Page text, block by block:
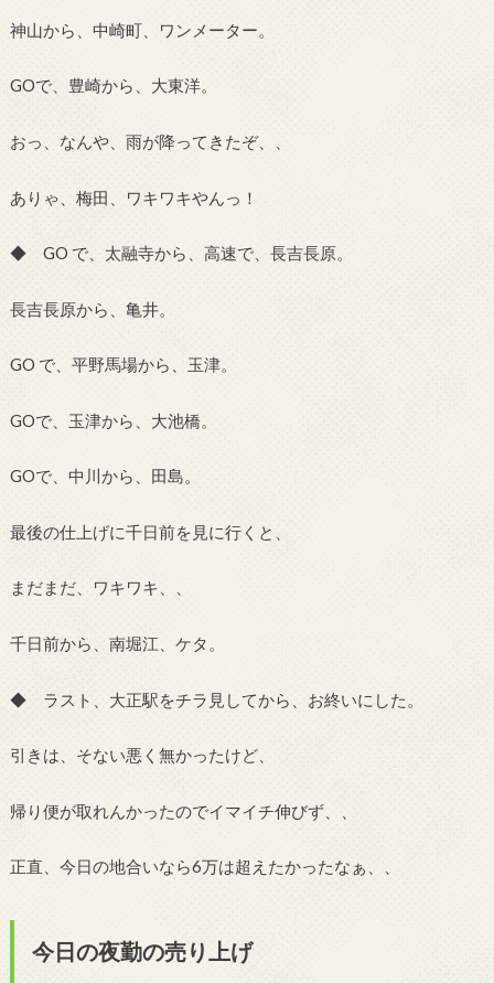
神山から、中崎町、ワンメーター。
GOで、豊崎から、大東洋。
おっ、なんや、雨が降ってきたぞ、、
ありゃ、梅田、ワキワキやんっ！
◆ GO で、太融寺から、高速で、長吉長原。
長吉長原から、亀井。
GO で、平野馬場から、玉津。
GOで、玉津から、大池橋。
GOで、中川から、田島。
最後の仕上げに千日前を見に行くと、
まだまだ、ワキワキ、、
千日前から、南堀江、ケタ。
◆ ラスト、大正駅をチラ見してから、お終いにした。
引きは、そない悪く無かったけど、
帰り便が取れんかったのでイマイチ伸びず、、
正直、今日の地合いなら6万は超えたかったなぁ、、
今日の夜勤の売り上げ